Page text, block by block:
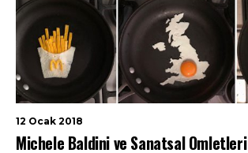
12 Ocak 2018
Michele Baldini ve Sanatsal Omletleri